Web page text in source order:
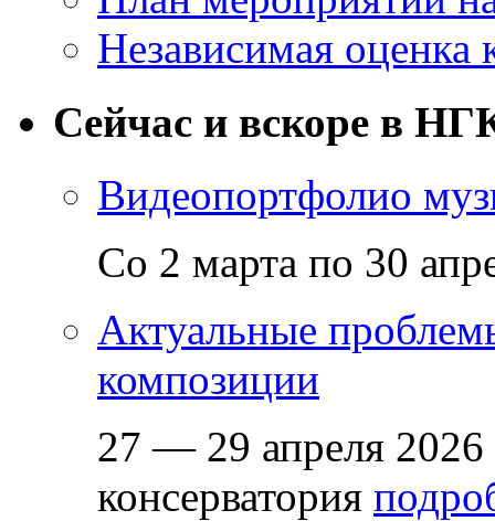
Независимая оценка
Сейчас и вскоре в
Видеопортфолио
Со 2 марта по 30
Актуальные
композиции
27 — 29 апреля 2026
консерватория